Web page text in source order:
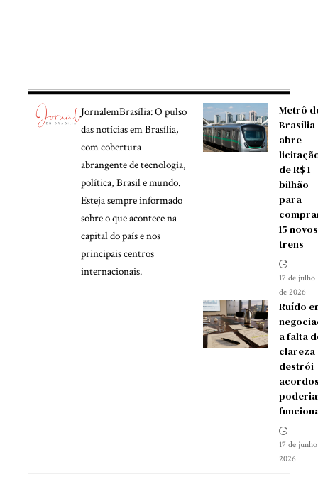
JornalemBrasília: O pulso
das notícias em Brasília,
com cobertura
abrangente de tecnologia,
política, Brasil e mundo.
Esteja sempre informado
sobre o que acontece na
capital do país e nos
principais centros
internacionais.
Metrô
Brasília
abre
de R$ 1
bilhão
para
15 novos
trens
17 de julho
de 2026
Ruído
a falta
clareza
destrói
17 de
2026